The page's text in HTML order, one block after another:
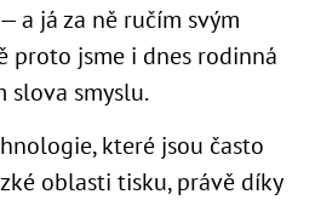
a já za ně ručím svým
proto jsme i dnes rodinná
slova smyslu.
které jsou často
oblasti tisku, právě díky